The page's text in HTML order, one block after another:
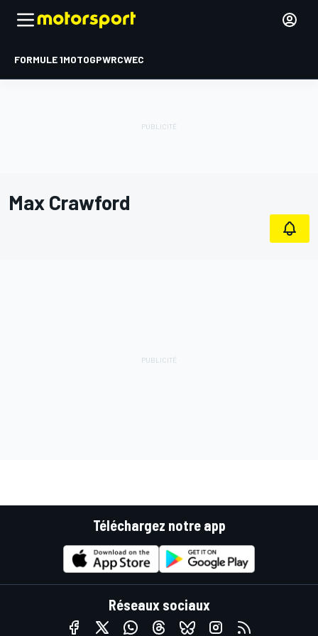
FORMULE 1MOTOGPWRCWEC
Max Crawford
Téléchargez notre app
Réseaux sociaux